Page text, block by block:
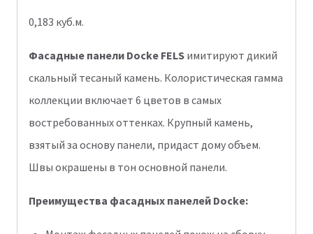
0,183 куб.м.
Фасадные панели Docke FELS имитируют дикий
скальный тесаный камень. Колористическая гамма
коллекции включает 6 цветов в самых
востребованных оттенках. Крупный камень,
взятый за основу панели, придаст дому объем.
Швы окрашены в тон основной панели.
Преимущества фасадных панелей Docke: